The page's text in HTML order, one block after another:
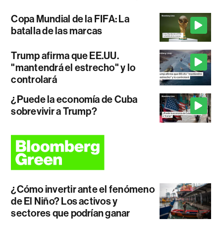
Copa Mundial de la FIFA: La
batalla de las marcas
Trump afirma que EE.UU.
"mantendrá el estrecho" y lo
controlará
¿Puede la economía de Cuba
sobrevivir a Trump?
¿Cómo invertir ante el fenómeno
de El Niño? Los activos y
sectores que podrían ganar